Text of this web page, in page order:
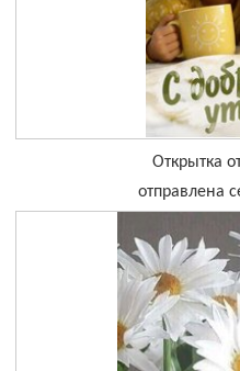
Открытка
отправлена